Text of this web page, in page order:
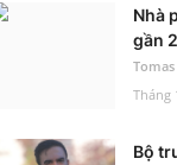
Nhà
gần
Tháng
Bộ